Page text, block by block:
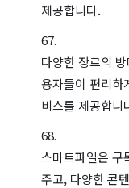
제공합니다.
다양한 장르의
용자들이 편리하
비스를 제공합니
스마트파일은 구
주고, 다양한 콘